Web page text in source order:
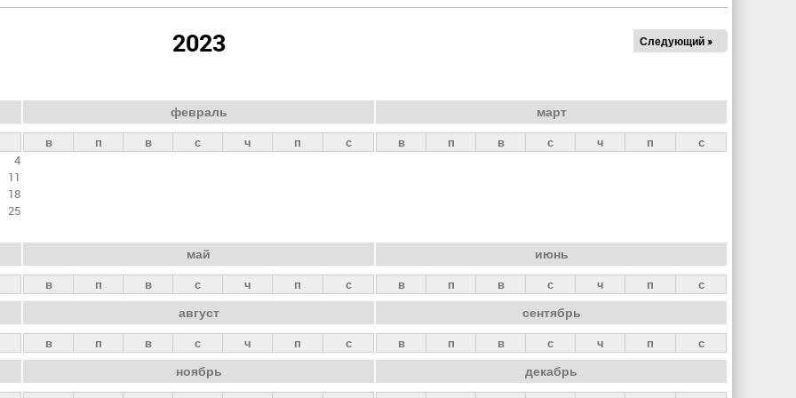
2023 Следующий »
4
11
18
25
февраль
в п в с ч п с
март
в п в с ч п с
май
в п в с ч п с
июнь
в п в с ч п с
август
в п в с ч п с
сентябрь
в п в с ч п с
ноябрь декабрь